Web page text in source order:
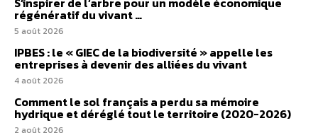
régénératif du vivant …
5 août 2026
IPBES : le « GIEC de la biodiversité » appelle les
entreprises à devenir des alliées du vivant
4 août 2026
Comment le sol français a perdu sa mémoire
hydrique et déréglé tout le territoire (2020-2026)
2 août 2026